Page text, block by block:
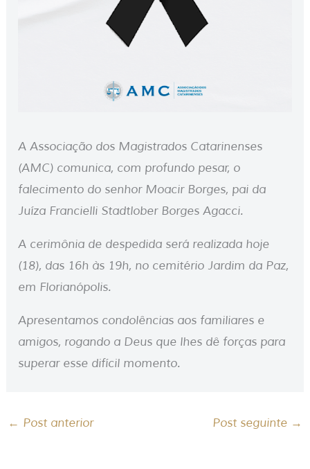
A Associação dos Magistrados Catarinenses
(AMC) comunica, com profundo pesar, o
falecimento do senhor Moacir Borges, pai da
Juíza Francielli Stadtlober Borges Agacci.
A cerimônia de despedida será realizada hoje
(18), das 16h às 19h, no cemitério Jardim da Paz,
em Florianópolis.
Apresentamos condolências aos familiares e
amigos, rogando a Deus que lhes dê forças para
superar esse difícil momento.
← Post anterior Post seguinte →